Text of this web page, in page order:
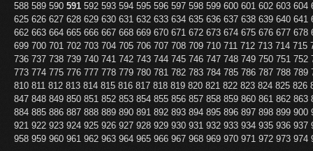
588 589 590 591 592 593 594 595 596 597 598 599 600 601 602 603 604
625 626 627 628 629 630 631 632 633 634 635 636 637 638 639 640 641
662 663 664 665 666 667 668 669 670 671 672 673 674 675 676 677 678
699 700 701 702 703 704 705 706 707 708 709 710 711 712 713 714 715
736 737 738 739 740 741 742 743 744 745 746 747 748 749 750 751 752
773 774 775 776 777 778 779 780 781 782 783 784 785 786 787 788 789
810 811 812 813 814 815 816 817 818 819 820 821 822 823 824 825 826
847 848 849 850 851 852 853 854 855 856 857 858 859 860 861 862 863
884 885 886 887 888 889 890 891 892 893 894 895 896 897 898 899 900
921 922 923 924 925 926 927 928 929 930 931 932 933 934 935 936 937
958 959 960 961 962 963 964 965 966 967 968 969 970 971 972 973 974